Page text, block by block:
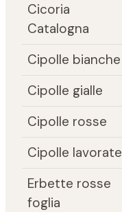
Cicoria
Catalogna
Cipolle bianche
Cipolle gialle
Cipolle rosse
Cipolle lavorate
Erbette rosse
foglia